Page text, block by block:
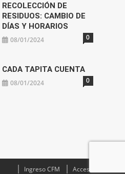
RECOLECCIÓN DE
RESIDUOS: CAMBIO DE
DÍAS Y HORARIOS
08/01/2024 0
CADA TAPITA CUENTA
08/01/2024 0
Ingreso CFM Acceso